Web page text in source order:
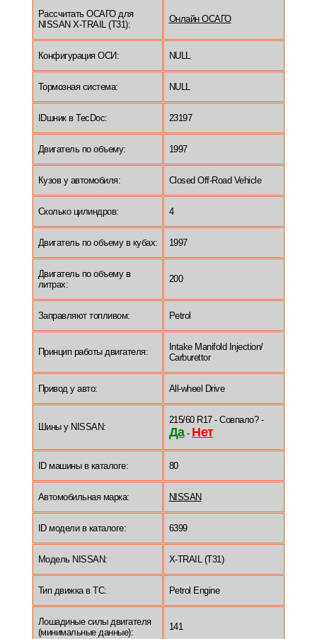
Рассчитать ОСАГО для
NISSAN X-TRAIL (T31):
Онлайн ОСАГО
Конфигурация ОСИ: NULL
Тормозная система: NULL
IDшник в TecDoc: 23197
Двигатель по объему: 1997
Кузов у автомобиля: Closed Off-Road Vehicle
Сколько цилиндров: 4
Двигатель по объему в кубах: 1997
Двигатель по объему в
литрах:
200
Заправляют топливом: Petrol
Принцип работы двигателя:
Intake Manifold Injection/
Carburettor
Привод у авто: All-wheel Drive
Шины у NISSAN:
215/60 R17 - Совпало? -
Да- Нет
ID машины в каталоге: 80
Автомобильная марка: NISSAN
ID модели в каталоге: 6399
Модель NISSAN: X-TRAIL (T31)
Тип движка в ТС: Petrol Engine
Лошадиные силы двигателя
(минимальные данные):
141